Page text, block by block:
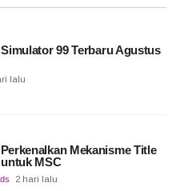
99 Terbaru Agustus
lalu
Mekanisme Title
MSC
2 hari lalu